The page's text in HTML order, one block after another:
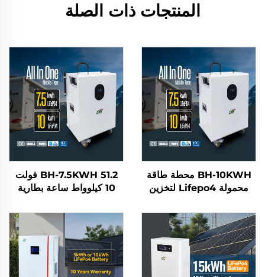
المنتجات ذات الصلة
BH-10KWH محطة طاقة
محمولة Lifepo4 لتخزين
الخارجية مع إخراج طاقة تيار
متردد 5 كيلوواط
BH-7.5KWH 51.2 فولت
10 كيلوواط ساعة بطارية
Lifepo4 لتخزين الطاقة في
المنازل محطة طاقة محمولة
للتطبيقات السكنية